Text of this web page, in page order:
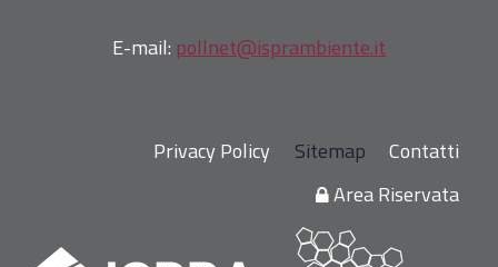
E-mail: pollnet@isprambiente.it
Privacy Policy Sitemap
Contatti
Area Riservata